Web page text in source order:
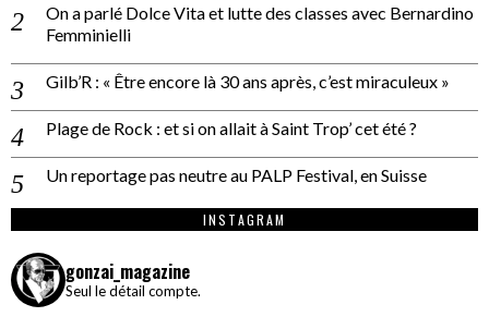
On a parlé Dolce Vita et lutte des classes avec Bernardino
Femminielli
Gilb’R : « Être encore là 30 ans après, c’est miraculeux »
Plage de Rock : et si on allait à Saint Trop’ cet été ?
Un reportage pas neutre au PALP Festival, en Suisse
INSTAGRAM
gonzai_magazine
Seul le détail compte.